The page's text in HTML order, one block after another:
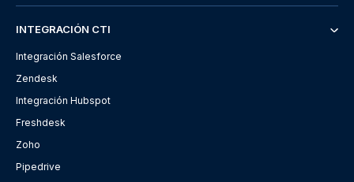
INTEGRACIÓN CTI
Integración Salesforce
Zendesk
Integración Hubspot
Freshdesk
Zoho
Pipedrive